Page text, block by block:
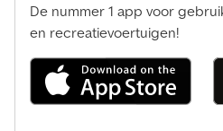
De nummer 1 app voor
en recreatievoertuigen!